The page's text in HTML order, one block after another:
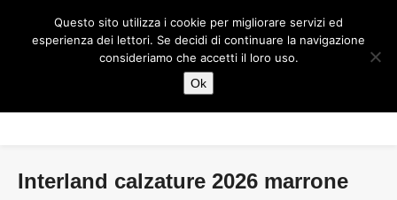
Interland calzature 2026 marrone
Questo sito utilizza i cookie per migliorare servizi ed
esperienza dei lettori. Se decidi di continuare la navigazione
consideriamo che accetti il loro uso.
Ok